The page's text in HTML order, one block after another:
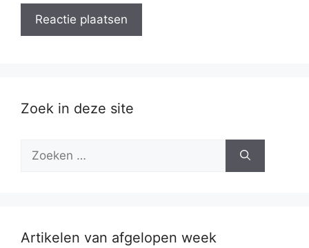
Zoek in deze site
Zoek
Artikelen van afgelopen week